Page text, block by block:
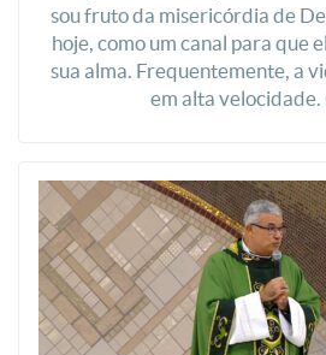
sou fruto da misericórdia de
hoje, como um canal para que
sua alma. Frequentemente, a
em alta velocidade.